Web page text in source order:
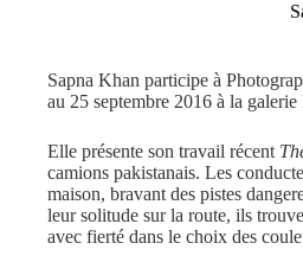
Sapna Khan participe à
au 25 septembre 2016 à la
Elle présente son travail récent
camions pakistanais. Les
maison, bravant des pistes
leur solitude sur la route, ils
avec fierté dans le choix des